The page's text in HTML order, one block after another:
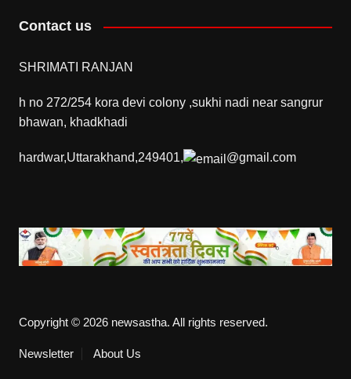
Contact us
SHRIMATI RANJAN
h no 272/254 kora devi colony ,sukhi nadi near sangrur
bhawan, khadkhadi
hardwar,Uttarakhand,249401, @gmail.com
Copyright © 2026 newsastha. All rights reserved.
Newsletter About Us